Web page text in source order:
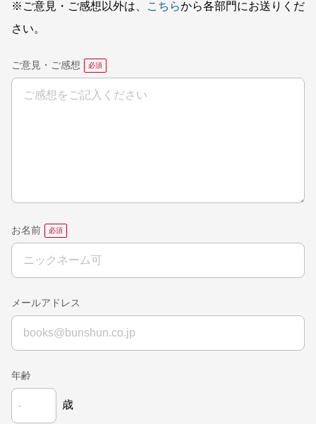
※ご意見・ご感想以外は、
こちらから各部門にお送りくだ
さい。
ご意見・ご感想
お名前
メールアドレス
年齢
歳